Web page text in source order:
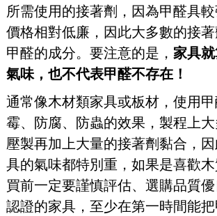
所需使用的接著劑，因為甲醛具
價格相對低廉，因此大多數的接
甲醛的成分。要注意的是， 家具
氣味，也不代表甲醛不存在！
通常像木材類家具或板材，使用
霉、防腐、防蟲的效果，製程上
壓製再加上大量的接著劑黏合，
具的氣味都特別重，如果是喜歡
買前一定要謹慎評估、選購品質
認證的家具，至少在第一時間能